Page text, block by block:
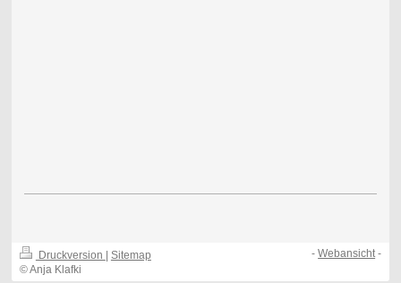
Druckversion
Sitemap
© Anja Klafki
-Webansicht-